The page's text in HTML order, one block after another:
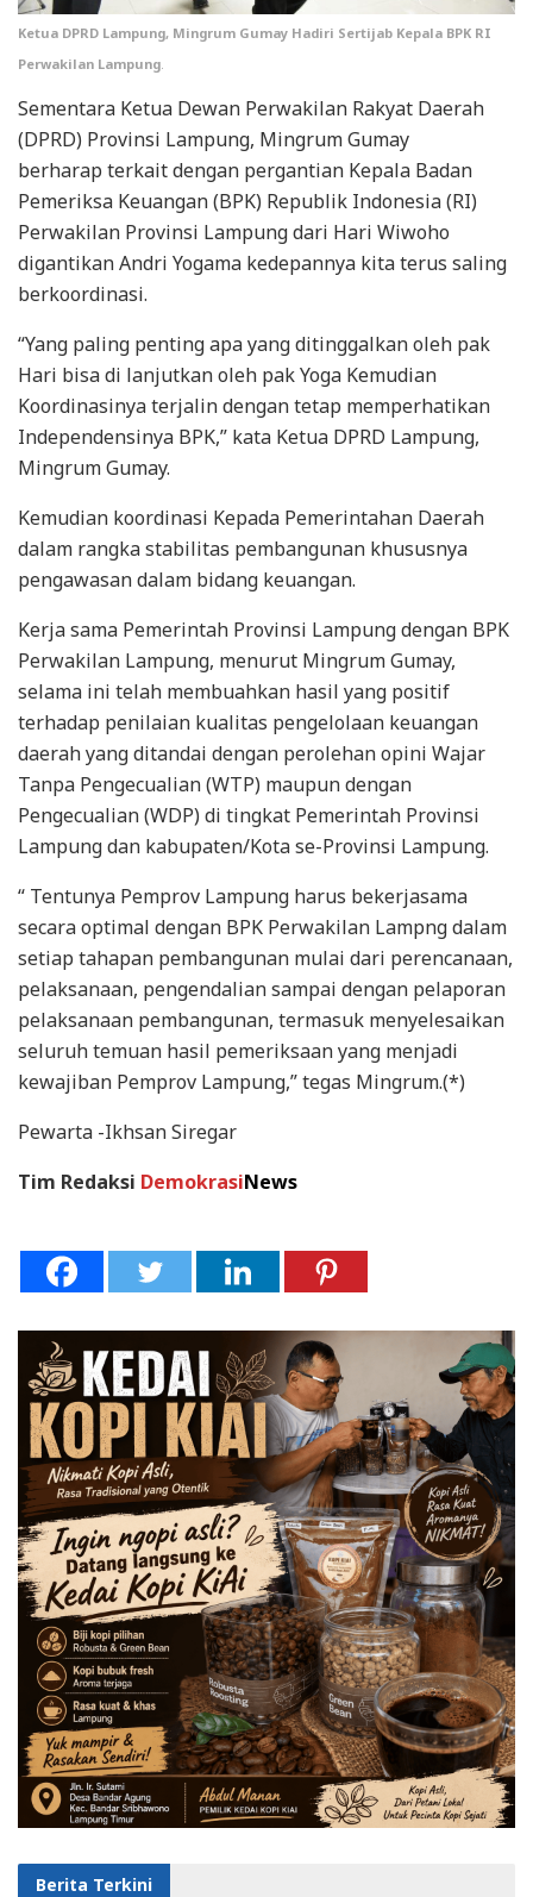
Ketua DPRD Lampung, Mingrum Gumay Hadiri Sertijab Kepala BPK RI
Perwakilan Lampung
Sementara Ketua Dewan Perwakilan Rakyat Daerah
(DPRD) Provinsi Lampung, Mingrum Gumay
berharap terkait dengan pergantian Kepala Badan
Pemeriksa Keuangan (BPK) Republik Indonesia (RI)
Perwakilan Provinsi Lampung dari Hari Wiwoho
digantikan Andri Yogama kedepannya kita terus saling
berkoordinasi.
“Yang paling penting apa yang ditinggalkan oleh pak
Hari bisa di lanjutkan oleh pak Yoga Kemudian
Koordinasinya terjalin dengan tetap memperhatikan
Independensinya BPK,” kata Ketua DPRD Lampung,
Mingrum Gumay.
Kemudian koordinasi Kepada Pemerintahan Daerah
dalam rangka stabilitas pembangunan khususnya
pengawasan dalam bidang keuangan.
Kerja sama Pemerintah Provinsi Lampung dengan BPK
Perwakilan Lampung, menurut Mingrum Gumay,
selama ini telah membuahkan hasil yang positif
terhadap penilaian kualitas pengelolaan keuangan
daerah yang ditandai dengan perolehan opini Wajar
Tanpa Pengecualian (WTP) maupun dengan
Pengecualian (WDP) di tingkat Pemerintah Provinsi
Lampung dan kabupaten/Kota se-Provinsi Lampung.
“ Tentunya Pemprov Lampung harus bekerjasama
secara optimal dengan BPK Perwakilan Lampng dalam
setiap tahapan pembangunan mulai dari perencanaan,
pelaksanaan, pengendalian sampai dengan pelaporan
pelaksanaan pembangunan, termasuk menyelesaikan
seluruh temuan hasil pemeriksaan yang menjadi
kewajiban Pemprov Lampung,” tegas Mingrum.(*)
Pewarta -Ikhsan Siregar
Tim Redaksi DemokrasiNews
Berita Terkini